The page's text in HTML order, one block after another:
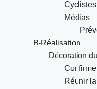
Cyclistes
Médias
B-Réalisation
Décoration
Réunir